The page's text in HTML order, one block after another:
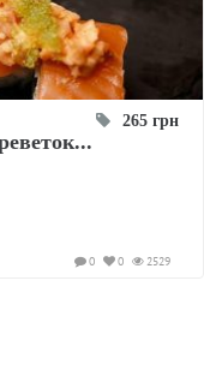
265 грн
2529
0
0